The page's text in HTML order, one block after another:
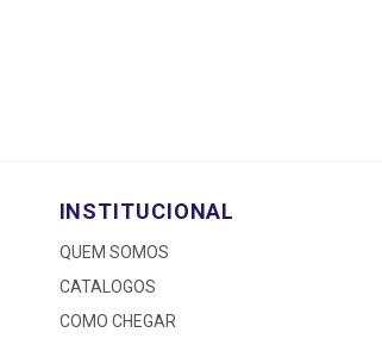
INSTITUCIONAL
QUEM SOMOS
CATALOGOS
COMO CHEGAR